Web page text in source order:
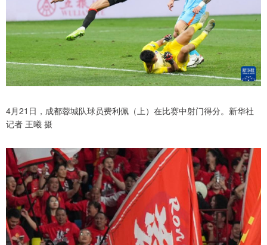
4月21日，成都蓉城队球员费利佩（上）在比赛中射门得分。新华社
记者 王曦 摄